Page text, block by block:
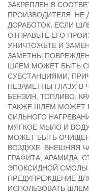
ЗАКРЕПЛЕН В
ПРОИЗВОДИТЕЛЯ. НЕ
ДОРАБОТОК. ЕСЛИ
ОТПРАВЬТЕ ЕГО
УНИЧТОЖЬТЕ И
ЗАМЕТНЫ
ШЛЕМ МОЖЕТ БЫТЬ
СУБСТАНЦИЯМИ,
НЕЗАМЕТНЫ ГЛАЗУ. В
БЕНЗИН, ТОПЛИВО,
ТАКЖЕ ШЛЕМ МОЖЕТ
СИЛЬНОГО
МЯГКОЕ МЫЛО И
МОЖЕТ БЫТЬ
ВОЗДУХЕ. ВНЕШНЯЯ
ГРАФИТА, АРАМИДА,
ЭПОКСИДНОЙ СМОЛЫ
ПРЕДУПРЕЖДЕНИЕ
ИСПОЛЬЗОВАТЬ